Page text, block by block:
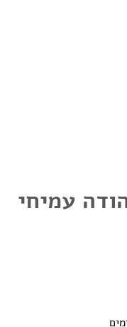
עמיחי